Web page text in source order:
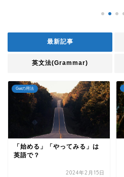
最新記事
英文法(Grammar)
Getの用法
「始める」「やってみる」は
英語で？
2024年2月15日